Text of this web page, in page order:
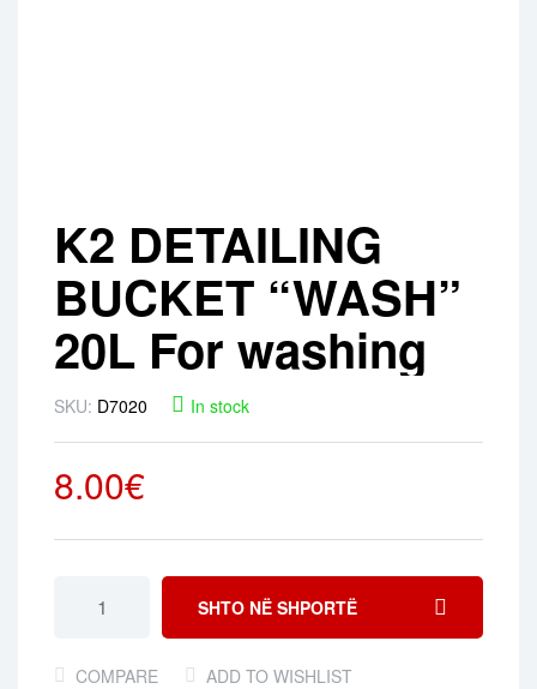
K2 DETAILING
BUCKET “WASH” ​​
20L For washing
SKU: D7020 In stock
8.00€
SHTO NË SHPORTË
COMPARE ADD TO WISHLIST